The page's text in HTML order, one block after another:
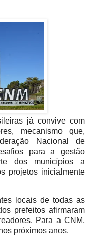
já convive com
mecanismo que,
Nacional de
para a gestão
dos municípios a
projetos inicialmente
locais de todas as
prefeitos afirmaram
Para a CNM,
próximos anos.